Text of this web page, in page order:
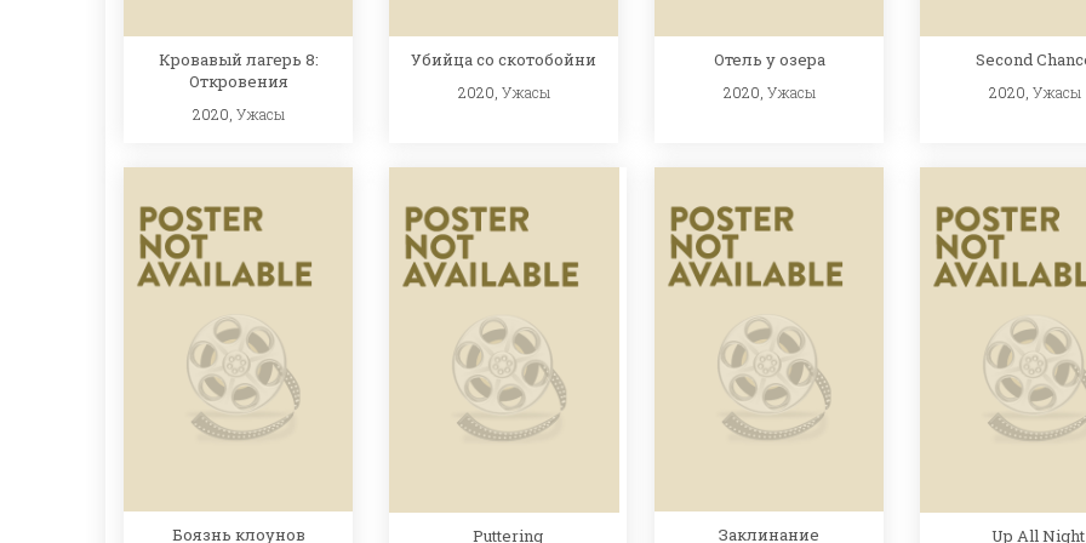
Кровавый лагерь 8:
Откровения
2020, Ужасы
Убийца со скотобойни
2020, Ужасы
Отель у озера
2020, Ужасы
Second
2020, Ужасы
Боязнь клоунов Puttering Заклинание Up All Night